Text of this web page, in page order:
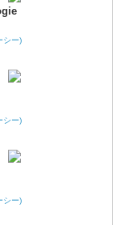
シー)
シー)
シー)